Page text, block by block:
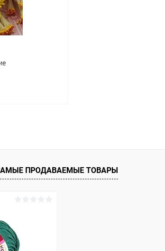
К сравнению
ПРОДАВАЕМЫЕ ТОВАРЫ